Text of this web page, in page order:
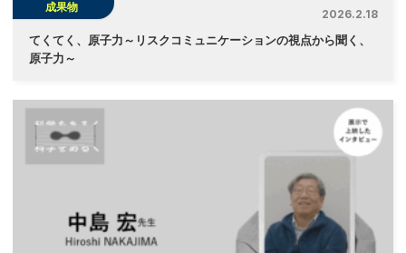
成果物
2026.2.18
てくてく、原子力～リスクコミュニケーションの視点から聞く、
原子力～